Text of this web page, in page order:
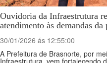
Ouvidoria da Infraestrutura
atendimento às demandas da
30/01/2026 ás 12:55:00
A Prefeitura de Brasnorte, por
Infraestrutura, vem fortalecendo